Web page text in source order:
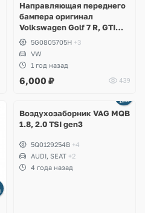
Направляющая переднего
бампера оригинал
Volkswagen Golf 7 R, GTI
дорестайлинг
5G0805705H +3
VW
1 год назад
6,000 ₽ 439
Воздухозаборник VAG MQB
1.8, 2.0 TSI gen3
5Q0129254B +4
AUDI, SEAT +2
4 года назад